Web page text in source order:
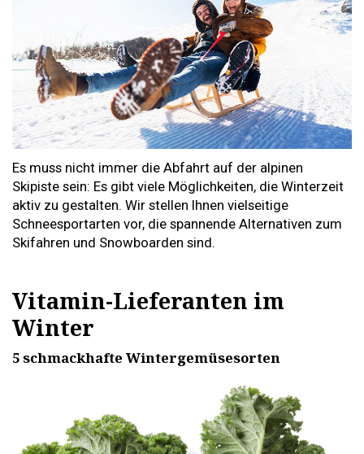
Es muss nicht immer die Abfahrt auf der alpinen
Skipiste sein: Es gibt viele Möglichkeiten, die Winterzeit
aktiv zu gestalten. Wir stellen Ihnen vielseitige
Schneesportarten vor, die spannende Alternativen zum
Skifahren und Snowboarden sind.
Vitamin-Lieferanten im
Winter
5 schmackhafte Wintergemüsesorten